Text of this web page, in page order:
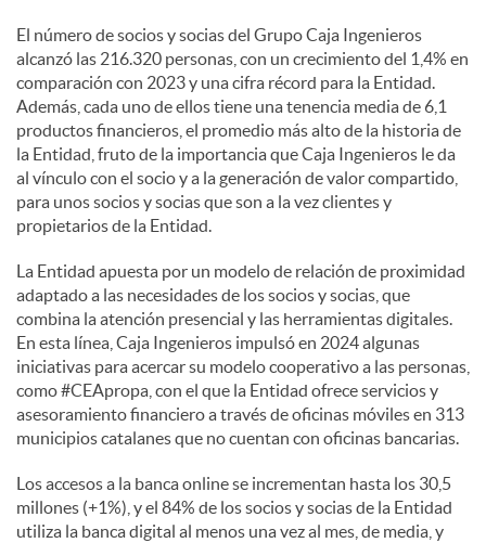
El número de socios y socias del Grupo Caja Ingenieros
alcanzó las 216.320 personas, con un crecimiento del 1,4% en
comparación con 2023 y una cifra récord para la Entidad.
Además, cada uno de ellos tiene una tenencia media de 6,1
productos financieros, el promedio más alto de la historia de
la Entidad, fruto de la importancia que Caja Ingenieros le da
al vínculo con el socio y a la generación de valor compartido,
para unos socios y socias que son a la vez clientes y
propietarios de la Entidad.
La Entidad apuesta por un modelo de relación de proximidad
adaptado a las necesidades de los socios y socias, que
combina la atención presencial y las herramientas digitales.
En esta línea, Caja Ingenieros impulsó en 2024 algunas
iniciativas para acercar su modelo cooperativo a las personas,
como #CEApropa, con el que la Entidad ofrece servicios y
asesoramiento financiero a través de oficinas móviles en 313
municipios catalanes que no cuentan con oficinas bancarias.
Los accesos a la banca online se incrementan hasta los 30,5
millones (+1%), y el 84% de los socios y socias de la Entidad
utiliza la banca digital al menos una vez al mes, de media, y